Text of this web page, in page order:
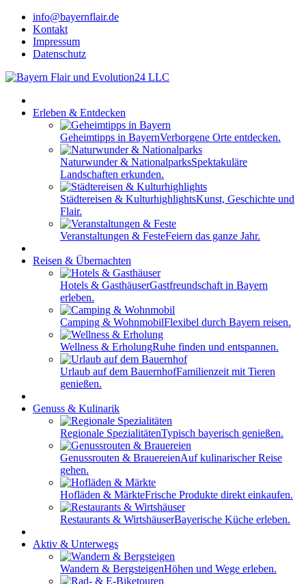
info@bayernflair.de
Kontakt
Impressum
Datenschutz
Erleben & Entdecken
Geheimtipps in BayernVerborgene Orte entdecken.
Naturwunder & NationalparksSpektakuläre
Landschaften erkunden.
Städtereisen & KulturhighlightsKunst, Geschichte und
Flair.
Veranstaltungen & FesteFeiern das ganze Jahr.
Reisen & Übernachten
Hotels & GasthäuserGastfreundschaft in Bayern
erleben.
Camping & WohnmobilFlexibel durch Bayern reisen.
Wellness & ErholungRuhe finden und entspannen.
Urlaub auf dem BauernhofFamilienzeit mit Tieren
genießen.
Genuss & Kulinarik
Regionale SpezialitätenTypisch bayerisch genießen.
Genussrouten & BrauereienAuf kulinarischer Reise
gehen.
Hofläden & MärkteFrische Produkte direkt einkaufen.
Restaurants & WirtshäuserBayerische Küche erleben.
Aktiv & Unterwegs
Wandern & BergsteigenHöhen und Wege erleben.